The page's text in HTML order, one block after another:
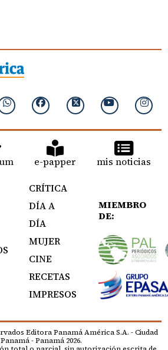
e-papper mis noticias
CRÍTICA
DÍA A
DÍA
MUJER
CINE
RECETAS
IMPRESOS
MIEMBRO
DE:
Editora Panamá América S.A. - Ciudad
- Panamá 2026.